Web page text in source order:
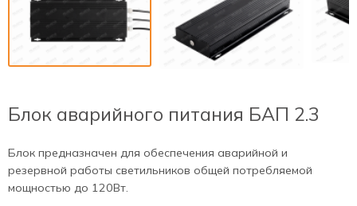
Блок аварийного питания БАП 2.3
Блок предназначен для обеспечения аварийной и
резервной работы светильников общей потребляемой
мощностью до 120Вт.